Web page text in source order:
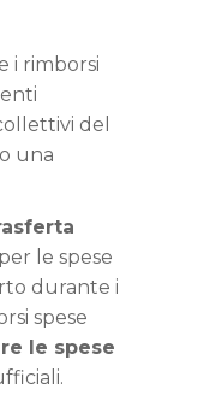
i rimborsi
del
una
per le spese
durante i
spese
le spese